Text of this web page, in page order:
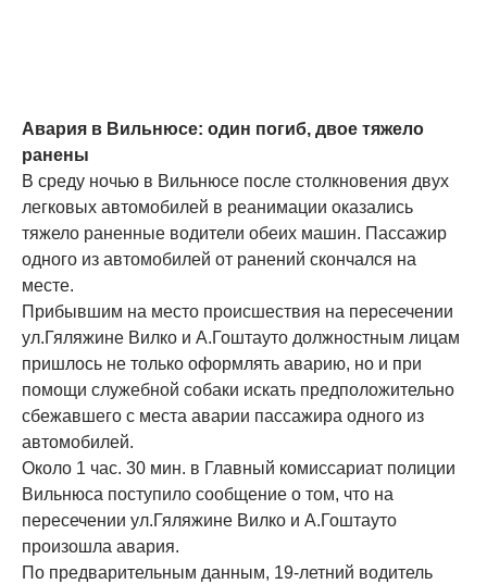
Авария в Вильнюсе: один погиб, двое тяжело
ранены
В среду ночью в Вильнюсе после столкновения двух
легковых автомобилей в реанимации оказались
тяжело раненные водители обеих машин. Пассажир
одного из автомобилей от ранений скончался на
месте.
Прибывшим на место происшествия на пересечении
ул.Гяляжине Вилко и А.Гоштауто должностным лицам
пришлось не только оформлять аварию, но и при
помощи служебной собаки искать предположительно
сбежавшего с места аварии пассажира одного из
автомобилей.
Около 1 час. 30 мин. в Главный комиссариат полиции
Вильнюса поступило сообщение о том, что на
пересечении ул.Гяляжине Вилко и А.Гоштауто
произошла авария.
По предварительным данным, 19-летний водитель